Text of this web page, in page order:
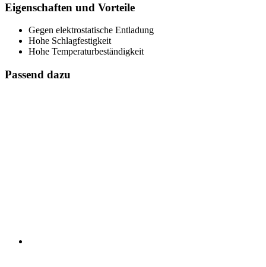
Eigenschaften und Vorteile
Gegen elektrostatische Entladung
Hohe Schlagfestigkeit
Hohe Temperaturbeständigkeit
Passend dazu